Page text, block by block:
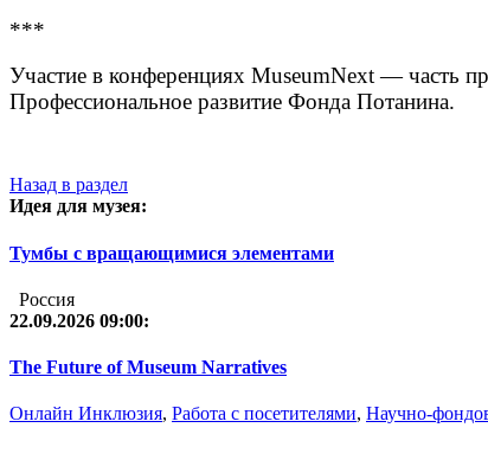
***
Участие в конференциях MuseumNext — часть
Профессиональное развитие Фонда Потанина.
Назад в раздел
Идея для музея:
Тумбы с вращающимися элементами
Россия
22.09.2026 09:00:
The Future of Museum Narratives
Онлайн Инклюзия, Работа с посетителями, Научно-